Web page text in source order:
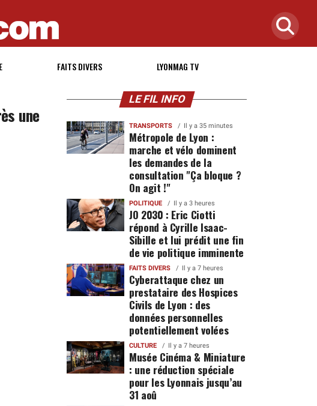
FAITS DIVERS LYONMAG TV
une
LE FIL INFO
TRANSPORTS Il y a 35 minutes
Métropole de Lyon :
marche et vélo dominent
les demandes de la
consultation "Ça bloque ?
On agit !"
POLITIQUE Il y a 3 heures
JO 2030 : Eric Ciotti
répond à Cyrille Isaac-
Sibille et lui prédit une fin
de vie politique imminente
FAITS DIVERS Il y a 7 heures
Cyberattaque chez un
prestataire des Hospices
Civils de Lyon : des
données personnelles
potentiellement volées
CULTURE Il y a 7 heures
Musée Cinéma & Miniature
: une réduction spéciale
pour les Lyonnais jusqu’au
31 aoû